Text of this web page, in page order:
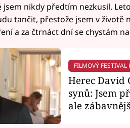
jsem nikdy předtím nezkusil.
tančit, přestože jsem v životě
a za čtrnáct dní se chystám
FILMOVÝ FESTIVAL
Herec David
synů: Jsem
ale